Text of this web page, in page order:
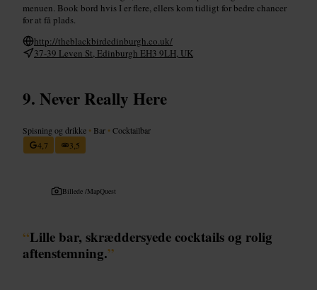
menuen. Book bord hvis I er flere, ellers kom tidligt for bedre chancer
for at få plads.
http://theblackbirdedinburgh.co.uk/
37-39 Leven St, Edinburgh EH3 9LH, UK
Never Really Here
Spisning og drikke • Bar •Cocktailbar
4,7
3,5
Billede /MapQuest
“Lille bar, skræddersyede cocktails og rolig
aftenstemning.”